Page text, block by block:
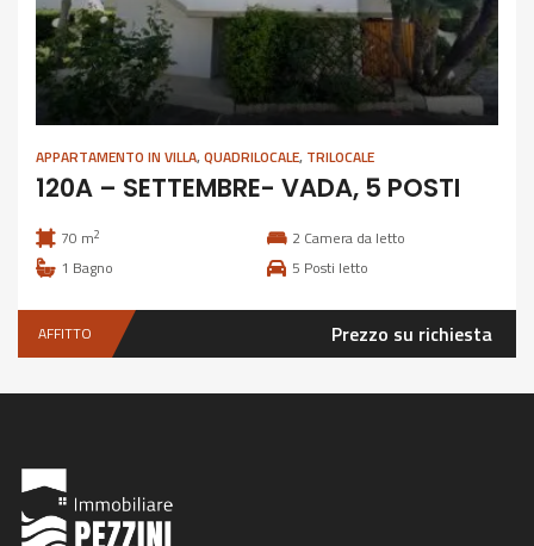
APPARTAMENTO IN VILLA,QUADRILOCALE, TRILOCALE
120A – SETTEMBRE- VADA, 5 POSTI
70 m2 2 Camera da letto
1 Bagno 5 Posti letto
AFFITTO Prezzo su richiesta